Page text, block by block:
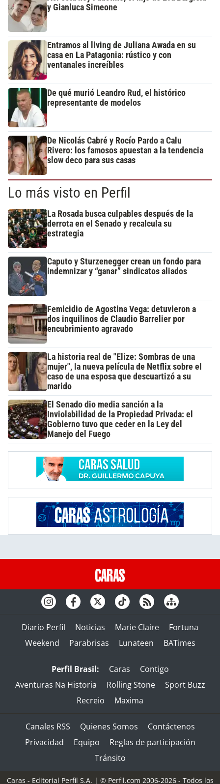
y Gianluca Simeone
Entramos al living de Juliana Awada en su
casa en La Patagonia: rústico y con
ventanales increíbles
De qué murió Leandro Rud, el histórico
representante de modelos
De Nicolás Cabré y Rocío Pardo a Calu
Rivero: los famosos apuestan a la tendencia
slow deco para sus casas
Lo más visto en Perfil
La Rosada busca culpables después de la
derrota en el Senado y recalcula su
estrategia
Caputo y Sturzenegger crean un fondo para
indemnizar y “ganar” sindicatos aliados
Femicidio de Agostina Vega: detuvieron a
dos inquilinos de Claudio Barrelier por
encubrimiento agravado
La historia real de "Elize: Sombras de una
mujer", la nueva película de Netflix sobre el
caso de una esposa que descuartizó a su
marido
El Senado dio media sanción a la
Inviolabilidad de la Propiedad Privada: el
Gobierno tuvo que ceder en la Ley del
Manejo del Fuego
Diario Perfil Noticias Marie Claire
Fortuna
Weekend
Parabrisas Lunateen BATimes
Perfil Brasil: Caras
Contigo
Aventuras Na Historia
Rolling Stone
Sport Buzz
Recreio
Maxima
Canales RSS Quienes Somos
Contáctenos
Privacidad
Equipo
Reglas de participación
Tránsito
Caras - Editorial Perfil S.A. | © Perfil.com 2006-2026 - Todos los